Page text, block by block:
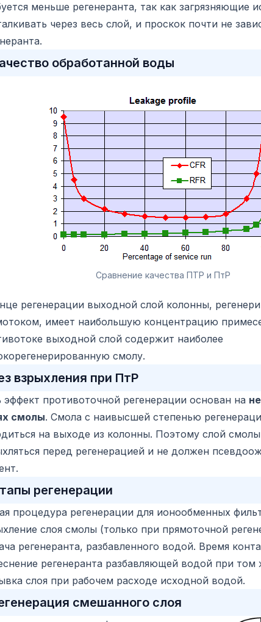
меньше регенеранта, так как загрязняющие
через весь слой, и проскок почти не
обработанной воды
Сравнение качества ПТР и ПтР
регенерации выходной слой колонны,
имеет наибольшую концентрацию
выходной слой содержит наиболее
смолу.
взрыхления при ПтР
эффект противоточной регенерации основан на
смолы. Смола с наивысшей степенью
на выходе из колонны. Поэтому слой смолы
перед регенерацией и не должен
регенерации
процедура регенерации для ионообменных
слоя смолы (только при прямоточной
регенеранта, разбавленного водой. Время
регенеранта разбавляющей водой при том
слоя при рабочем расходе исходной водой.
смешанного слоя